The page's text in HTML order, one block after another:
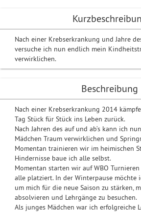
Nach einer Krebserkrankung und Jahre
versuche ich nun endlich mein
verwirklichen.
Beschreibung
Nach einer Krebserkrankung 2014
Tag Stück für Stück ins Leben zurück.
Nach Jahren des auf und ab‘s kann ich
Mädchen Traum verwirklichen und
Momentan trainieren wir im heimischen
Hindernisse baue ich alle selbst.
Momentan starten wir auf WBO
alle platziert. In der Winterpause möchte
um mich für die neue Saison zu stärken,
absolvieren und Lehrgänge zu besuchen.
Als junges Mädchen war ich erfolgreiche